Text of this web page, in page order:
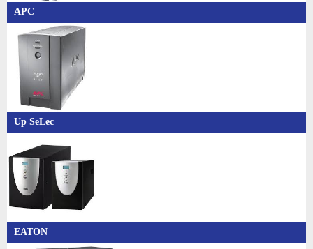
APC
Up SeLec
EATON